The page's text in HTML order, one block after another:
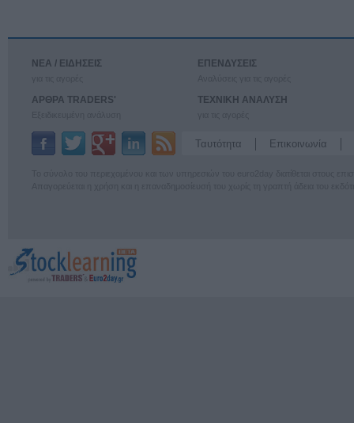
ΝΕΑ / ΕΙΔΗΣΕΙΣ
ΑΡΘΡΑ TRADERS'
ΕΠΕΝΔΥΣΕΙΣ
ΤΕΧΝΙΚΗ ΑΝΑΛΥΣΗ
Ταυτότητα Επικοινωνία